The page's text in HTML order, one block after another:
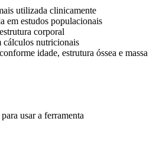
utilizada clinicamente
em estudos populacionais
corporal
cálculos nutricionais
idade, estrutura óssea e massa
usar a ferramenta